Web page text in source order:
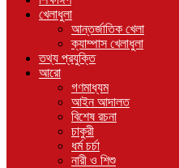
খেলাধুলা
আন্তর্জাতিক খেলা
ক্যাম্পাস খেলাধুলা
তথ্য প্রযুক্তি
আরো
গণমাধ্যম
আইন আদালত
বিশেষ রচনা
চাকুরী
ধর্ম চর্চা
নারী ও শিশু